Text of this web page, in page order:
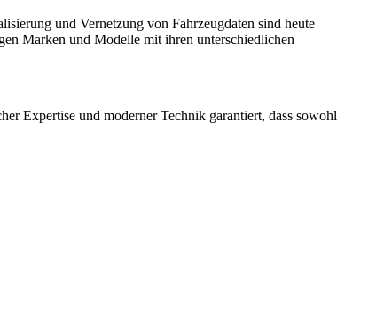
und Vernetzung von Fahrzeugdaten sind heute
Marken und Modelle mit ihren unterschiedlichen
Expertise und moderner Technik garantiert, dass sowohl